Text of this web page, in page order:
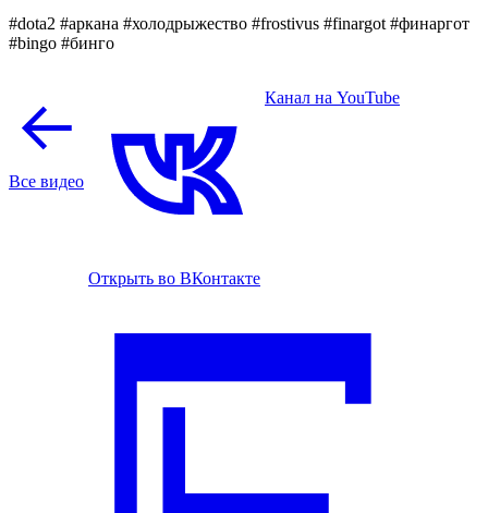
#dota2 #аркана #холодрыжество #frostivus #finargot #финаргот
#bingo #бинго
Все видео
Открыть во ВКонтакте
Канал на YouTube